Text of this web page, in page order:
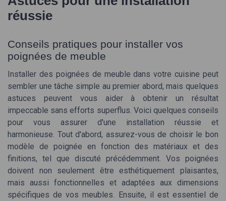
réussie
Conseils pratiques pour installer vos
poignées de meuble
Installer des poignées de meuble dans votre cuisine peut
sembler une tâche simple au premier abord, mais quelques
astuces peuvent vous aider à obtenir un résultat
impeccable sans efforts superflus. Voici quelques conseils
pour vous assurer d'une installation réussie et
harmonieuse. Tout d'abord, assurez-vous de choisir le bon
modèle de poignée en fonction des matériaux et des
finitions, tel que discuté précédemment. Vos poignées
doivent non seulement être esthétiquement plaisantes,
mais aussi fonctionnelles et adaptées aux dimensions
spécifiques de vos meubles. Ensuite, il est essentiel de